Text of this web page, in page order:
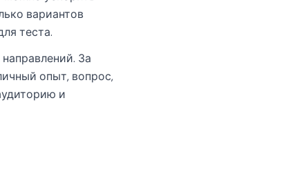
вариантов
теста.
За
опыт, вопрос,
и